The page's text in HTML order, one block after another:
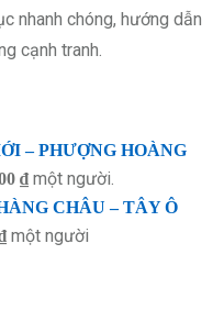
nhanh chóng, hướng dẫn
cạnh tranh.
– PHƯỢNG HOÀNG
₫ một người.
CHÂU – TÂY Ô
một người